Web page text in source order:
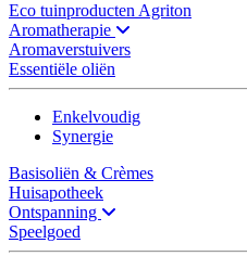
Eco tuinproducten Agriton
Aromatherapie
Aromaverstuivers
Essentiële oliën
Enkelvoudig
Synergie
Basisoliën & Crèmes
Huisapotheek
Ontspanning
Speelgoed